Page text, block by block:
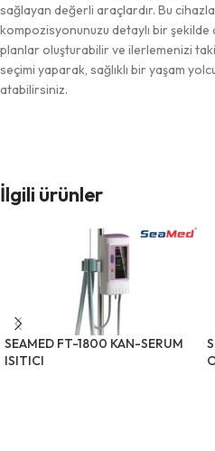
sağlayan değerli araçlardır. Bu
kompozisyonunuzu detaylı bir
planlar oluşturabilir ve ilerlemenizi
seçimi yaparak, sağlıklı bir yaşam
atabilirsiniz.
İlgili ürünler
SEAMED FT-1800 KAN-SERUM
ISITICI